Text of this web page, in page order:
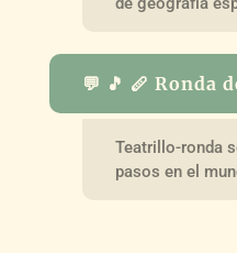
💬 🎵 🪈 Ronda
Teatrillo-ronda
pasos en el